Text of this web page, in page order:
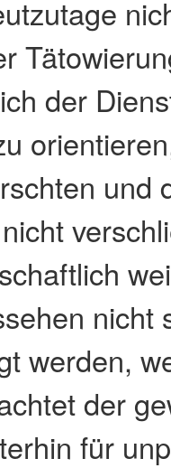
der
und
nicht
werden,
der
für